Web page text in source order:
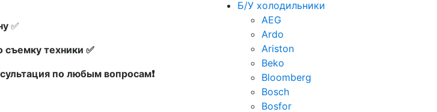
✅
техники ✅
по любым вопросам❗
Б/У холодильники
AEG
Ardo
Ariston
Beko
Bloomberg
Bosch
Bosfor